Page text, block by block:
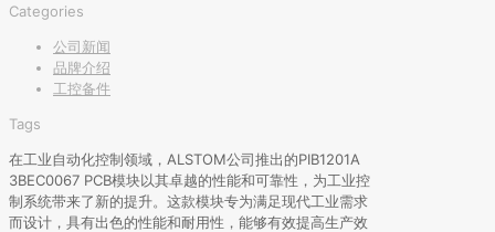
Categories
公司新闻
品牌介绍
工控备件
Tags
在工业自动化控制领域，ALSTOM公司推出的PIB1201A
3BEC0067 PCB模块以其卓越的性能和可靠性，为工业控
制系统带来了新的提升。这款模块专为满足现代工业需求
而设计，具有出色的性能和耐用性，能够有效提高生产效